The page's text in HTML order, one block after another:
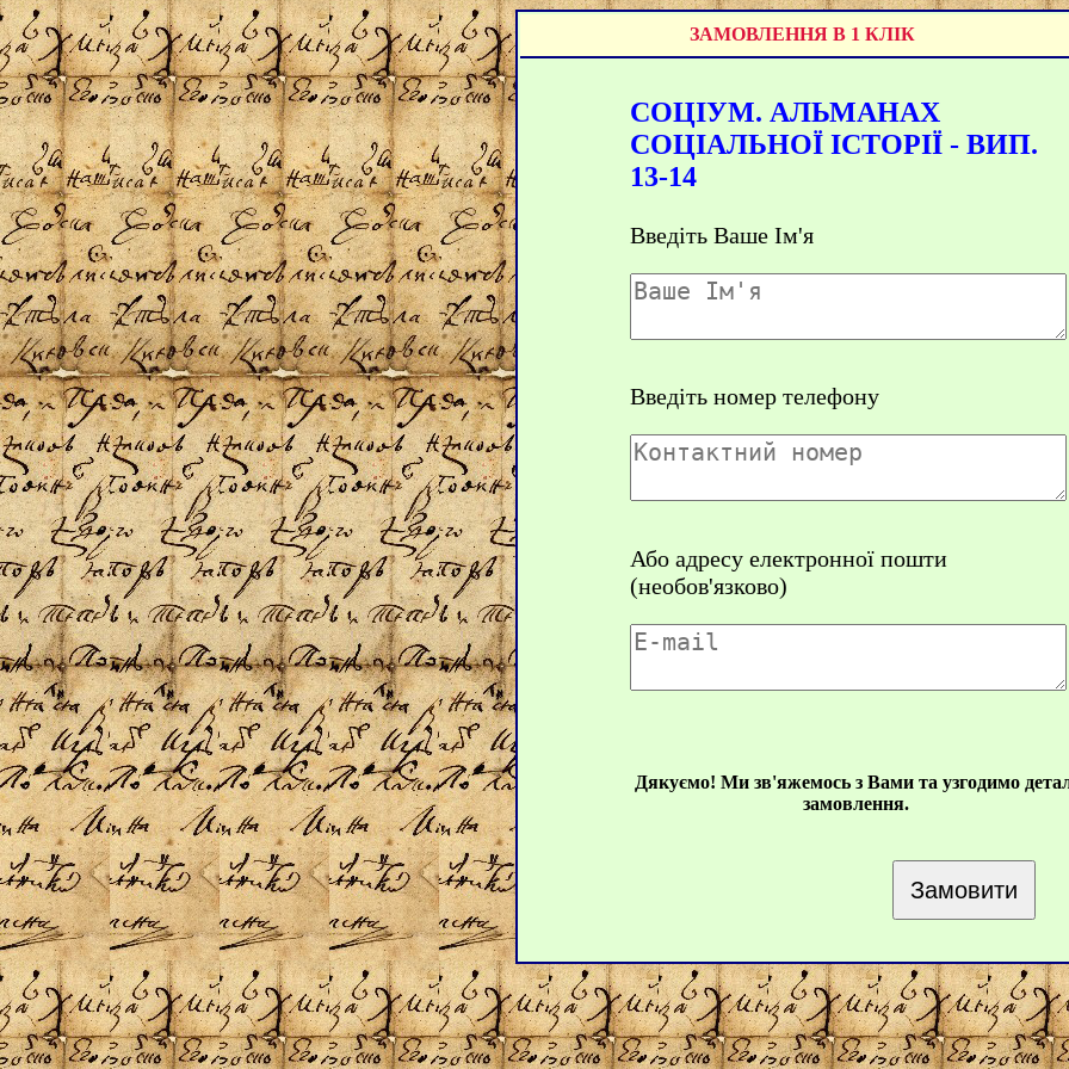
ЗАМОВЛЕННЯ В 1 КЛІК
СОЦІУМ. АЛЬМАНАХ
СОЦІАЛЬНОЇ ІСТОРІЇ - ВИП.
13-14
Введіть Ваше Ім'я
Введіть номер телефону
Або адресу електронної пошти
(необов'язково)
Дякуємо! Ми зв'яжемось з Вами та узгодимо
замовлення.